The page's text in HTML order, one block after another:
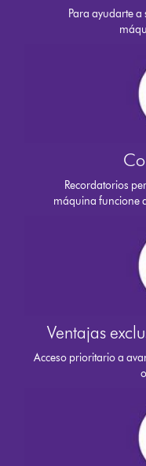
Para ayudarte
Recordatorios
máquina funcione
Ventajas
Acceso prioritario a